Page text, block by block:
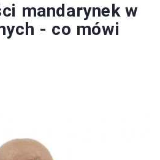
mandarynek w
- co mówi